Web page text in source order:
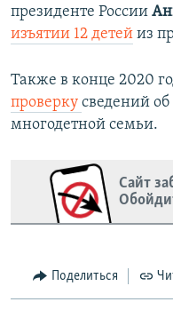
президенте России
изъятии 12 детей из
Также в конце 2020
проверку сведений об
многодетной семьи.
Сайт
Поделиться